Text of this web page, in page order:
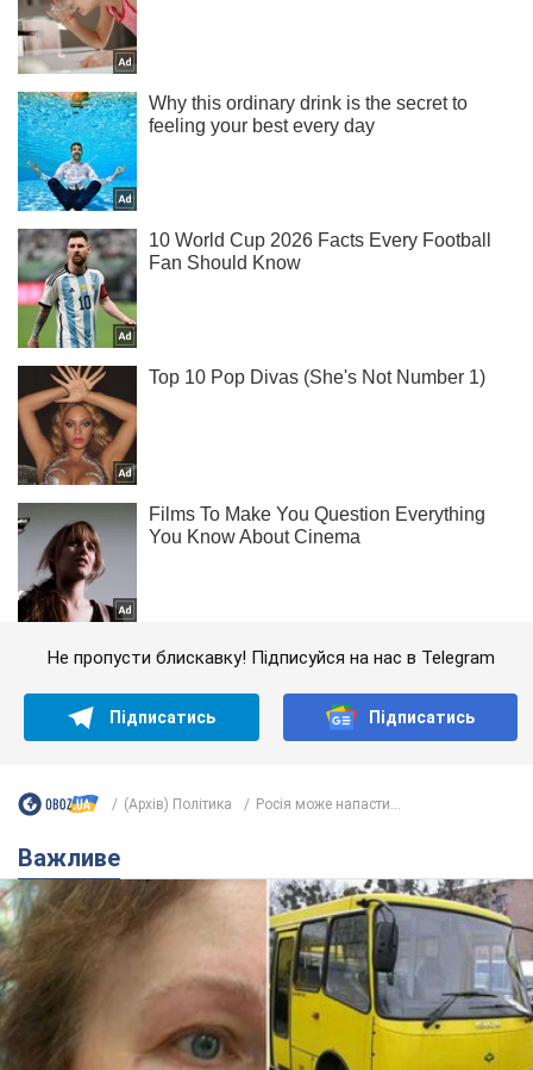
Не пропусти блискавку! Підписуйся на нас в Telegram
Підписатись Підписатись
(Архів) Політика Росія може напасти...
Важливе